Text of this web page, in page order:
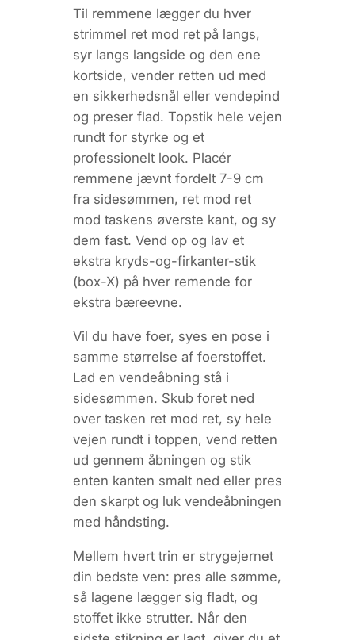
Til remmene lægger du hver
strimmel ret mod ret på langs,
syr langs langside og den ene
kortside, vender retten ud med
en sikkerhedsnål eller vende­pind
og preser flad. Topstik hele vejen
rundt for styrke og et
professionelt look. Placér
remmene jævnt fordelt 7-9 cm
fra side­sømmen, ret mod ret
mod taskens øverste kant, og sy
dem fast. Vend op og lav et
ekstra kryds-og-firkanter-stik
(box-X) på hver rem­ende for
ekstra bæreevne.
Vil du have foer, syes en pose i
samme størrelse af foerstoffet.
Lad en vende­åbning stå i
sidesømmen. Skub foret ned
over tasken ret mod ret, sy hele
vejen rundt i toppen, vend retten
ud gennem åbningen og stik
enten kanten smalt ned eller pres
den skarpt og luk vende­åbningen
med håndsting.
Mellem hvert trin er strygejernet
din bedste ven: pres alle sømme,
så lagene lægger sig fladt, og
stoffet ikke strutter. Når den